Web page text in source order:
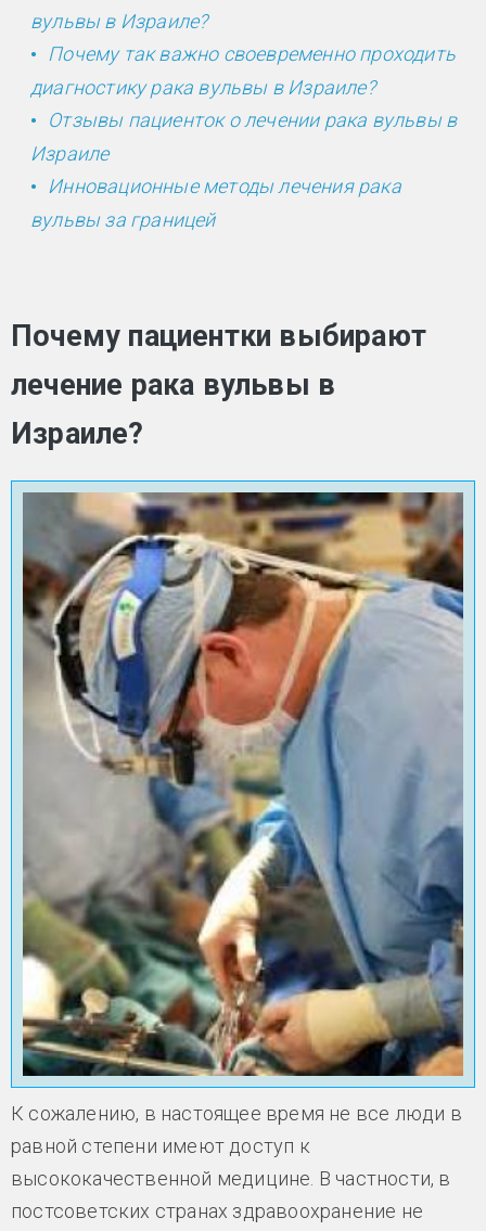
вульвы в Израиле?
Почему так важно своевременно проходить
диагностику рака вульвы в Израиле?
Отзывы пациенток о лечении рака вульвы в
Израиле
Инновационные методы лечения рака
вульвы за границей
Почему пациентки выбирают
лечение рака вульвы в
Израиле?
К сожалению, в настоящее время не все люди в
равной степени имеют доступ к
высококачественной медицине. В частности, в
постсоветских странах здравоохранение не